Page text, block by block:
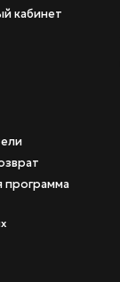
кабинет
программа